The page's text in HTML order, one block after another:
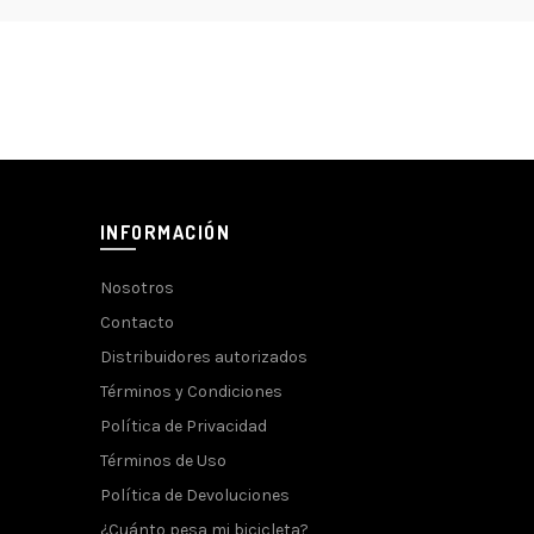
INFORMACIÓN
Nosotros
Contacto
Distribuidores autorizados
Términos y Condiciones
Política de Privacidad
Términos de Uso
Política de Devoluciones
¿Cuánto pesa mi bicicleta?